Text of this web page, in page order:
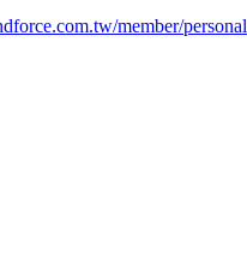
member/personal